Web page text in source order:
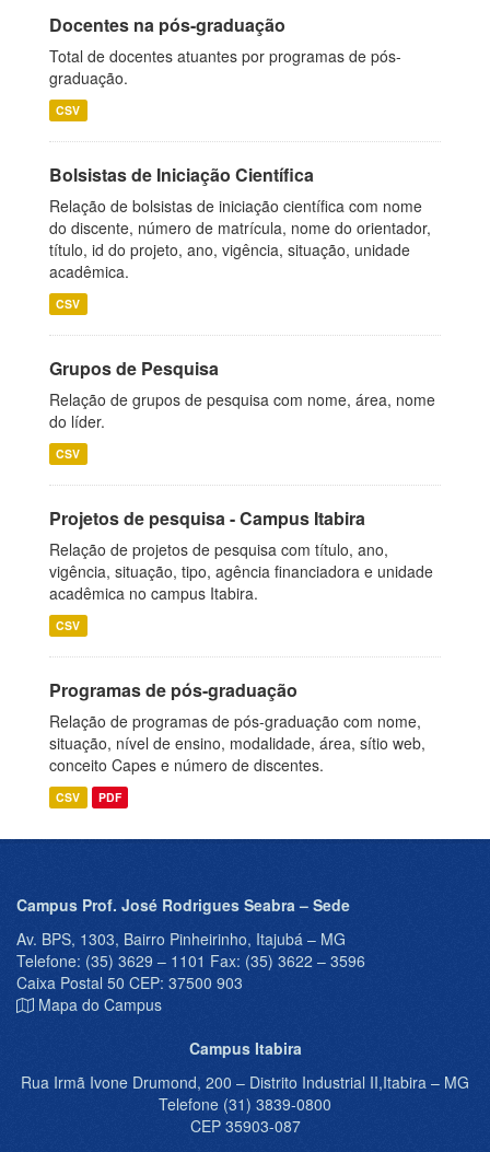
Docentes na pós-graduação
Total de docentes atuantes por programas de pós-
graduação.
CSV
Bolsistas de Iniciação Científica
Relação de bolsistas de iniciação científica com nome
do discente, número de matrícula, nome do orientador,
título, id do projeto, ano, vigência, situação, unidade
acadêmica.
CSV
Grupos de Pesquisa
Relação de grupos de pesquisa com nome, área, nome
do líder.
CSV
Projetos de pesquisa - Campus Itabira
Relação de projetos de pesquisa com título, ano,
vigência, situação, tipo, agência financiadora e unidade
acadêmica no campus Itabira.
CSV
Programas de pós-graduação
Relação de programas de pós-graduação com nome,
situação, nível de ensino, modalidade, área, sítio web,
conceito Capes e número de discentes.
CSV PDF
Campus Prof. José Rodrigues Seabra – Sede
Av. BPS, 1303, Bairro Pinheirinho, Itajubá – MG
Telefone: (35) 3629 – 1101 Fax: (35) 3622 – 3596
Caixa Postal 50 CEP: 37500 903
Mapa do Campus
Campus Itabira
Rua Irmã Ivone Drumond, 200 – Distrito Industrial II,Itabira – MG
Telefone (31) 3839-0800
CEP 35903-087